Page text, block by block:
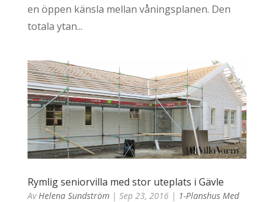
en öppen känsla mellan våningsplanen. Den
totala ytan...
Rymlig seniorvilla med stor uteplats i Gävle
Av Helena Sundström| Sep 23, 2016| 1-Planshus Med